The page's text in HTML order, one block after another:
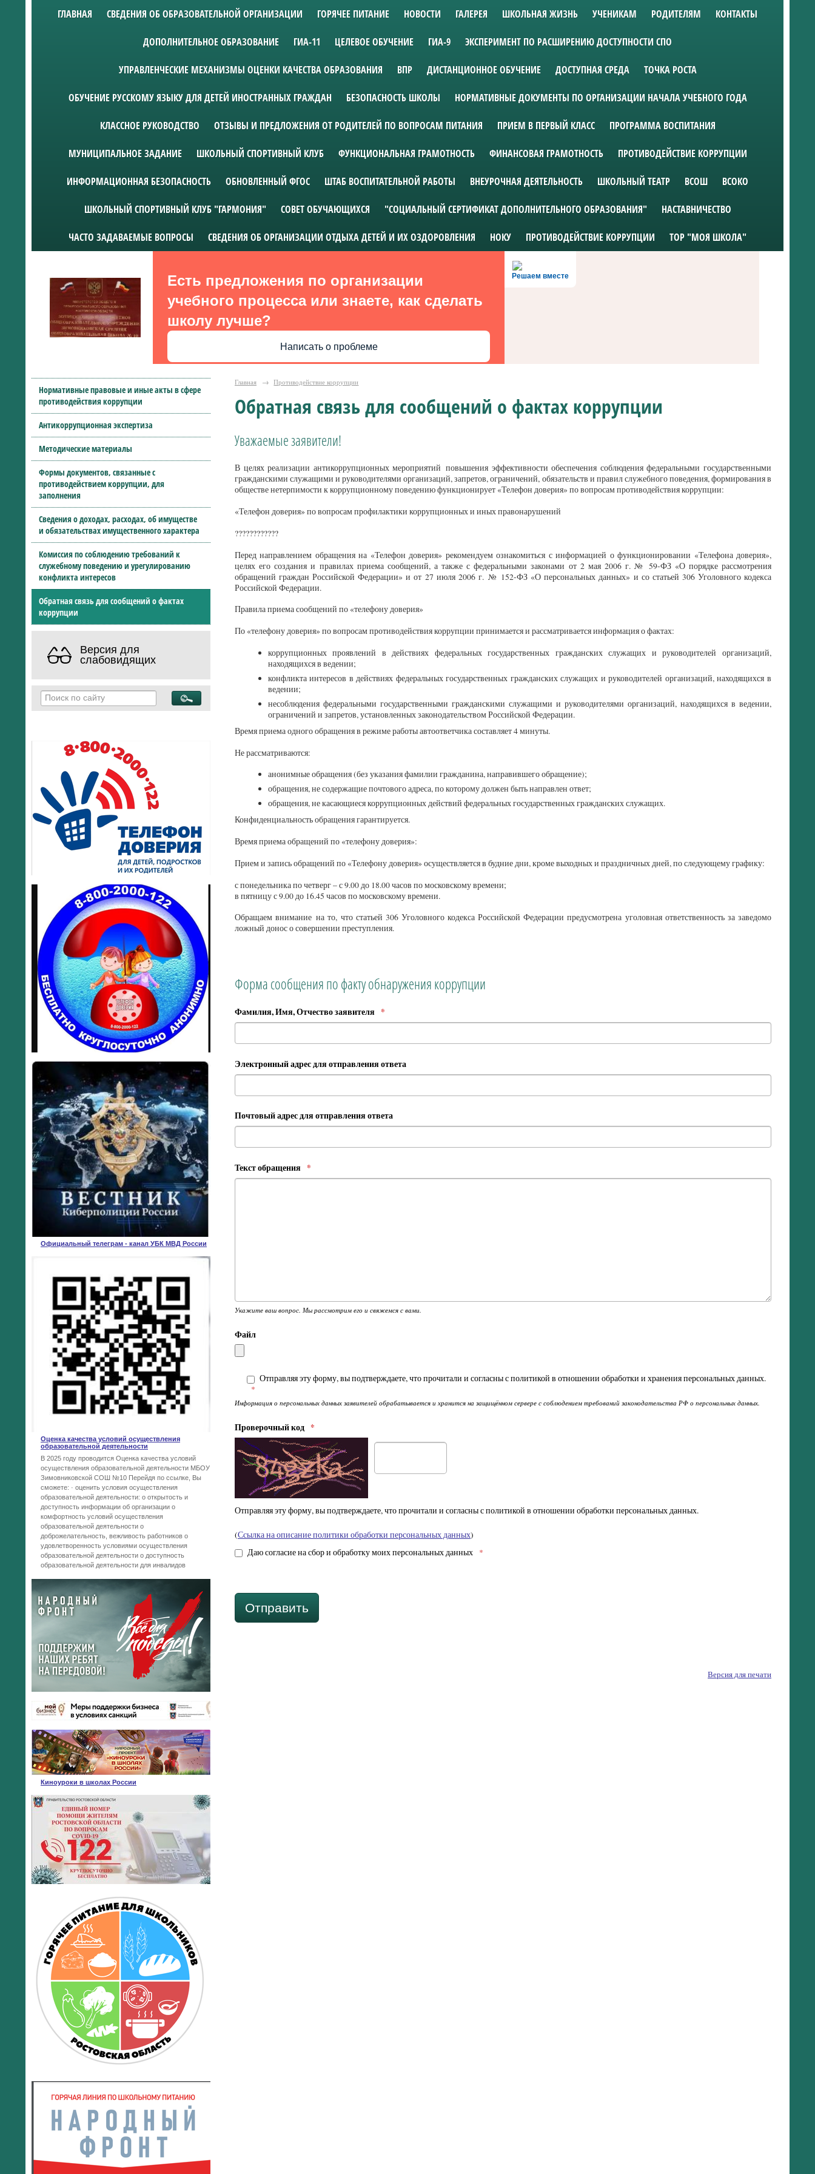
ГЛАВНАЯ СВЕДЕНИЯ ОБ ОБРАЗОВАТЕЛЬНОЙ ОРГАНИЗАЦИИ ГОРЯЧЕЕ ПИТАНИЕ НОВОСТИ ГАЛЕРЕЯ ШКОЛЬНАЯ ЖИЗНЬ УЧЕНИКАМ РОДИТЕЛЯМ КОНТАКТЫ
ДОПОЛНИТЕЛЬНОЕ ОБРАЗОВАНИЕ ГИА-11 ЦЕЛЕВОЕ ОБУЧЕНИЕ ГИА-9 ЭКСПЕРИМЕНТ ПО РАСШИРЕНИЮ ДОСТУПНОСТИ СПО
УПРАВЛЕНЧЕСКИЕ МЕХАНИЗМЫ ОЦЕНКИ КАЧЕСТВА ОБРАЗОВАНИЯ ВПР ДИСТАНЦИОННОЕ ОБУЧЕНИЕ ДОСТУПНАЯ СРЕДА ТОЧКА РОСТА
ОБУЧЕНИЕ РУССКОМУ ЯЗЫКУ ДЛЯ ДЕТЕЙ ИНОСТРАННЫХ ГРАЖДАН БЕЗОПАСНОСТЬ ШКОЛЫ НОРМАТИВНЫЕ ДОКУМЕНТЫ ПО ОРГАНИЗАЦИИ НАЧАЛА УЧЕБНОГО ГОДА
КЛАССНОЕ РУКОВОДСТВО ОТЗЫВЫ И ПРЕДЛОЖЕНИЯ ОТ РОДИТЕЛЕЙ ПО ВОПРОСАМ ПИТАНИЯ ПРИЕМ В ПЕРВЫЙ КЛАСС ПРОГРАММА ВОСПИТАНИЯ
МУНИЦИПАЛЬНОЕ ЗАДАНИЕ ШКОЛЬНЫЙ СПОРТИВНЫЙ КЛУБ ФУНКЦИОНАЛЬНАЯ ГРАМОТНОСТЬ ФИНАНСОВАЯ ГРАМОТНОСТЬ ПРОТИВОДЕЙСТВИЕ КОРРУПЦИИ
ИНФОРМАЦИОННАЯ БЕЗОПАСНОСТЬ ОБНОВЛЕННЫЙ ФГОС ШТАБ ВОСПИТАТЕЛЬНОЙ РАБОТЫ ВНЕУРОЧНАЯ ДЕЯТЕЛЬНОСТЬ ШКОЛЬНЫЙ ТЕАТР ВСОШ ВСОКО
ШКОЛЬНЫЙ СПОРТИВНЫЙ КЛУБ "ГАРМОНИЯ" СОВЕТ ОБУЧАЮЩИХСЯ "СОЦИАЛЬНЫЙ СЕРТИФИКАТ ДОПОЛНИТЕЛЬНОГО ОБРАЗОВАНИЯ" НАСТАВНИЧЕСТВО
ЧАСТО ЗАДАВАЕМЫЕ ВОПРОСЫ СВЕДЕНИЯ ОБ ОРГАНИЗАЦИИ ОТДЫХА ДЕТЕЙ И ИХ ОЗДОРОВЛЕНИЯ НОКУ ПРОТИВОДЕЙСТВИЕ КОРРУПЦИИ ТОР "МОЯ ШКОЛА"
Решаем вместе
Есть предложения по организации
учебного процесса или знаете, как сделать
школу лучше?
Написать о проблеме
Нормативные правовые и иные акты в сфере
противодействия коррупции
Антикоррупционная экспертиза
Методические материалы
Формы документов, связанные с
противодействием коррупции, для
заполнения
Сведения о доходах, расходах, об имуществе
и обязательствах имущественного характера
Комиссия по соблюдению требований к
служебному поведению и урегулированию
конфликта интересов
Обратная связь для сообщений о фактах
коррупции
Версия для
слабовидящих
Официальный телеграм - канал УБК МВД России
Оценка качества условий осуществления
образовательной деятельности
В 2025 году проводится Оценка качества условий
осуществления образовательной деятельности МБОУ
Зимовниковской СОШ №10 Перейдя по ссылке, Вы
сможете: · оценить условия осуществления
образовательной деятельности: o открытость и
доступность информации об организации o
комфортность условий осуществления
образовательной деятельности o
доброжелательность, вежливость работников o
удовлетворенность условиями осуществления
образовательной деятельности o доступность
образовательной деятельности для инвалидов
Киноуроки в школах России
Главная → Противодействие коррупции
Обратная связь для сообщений о фактах коррупции
Уважаемые заявители!
В целях реализации антикоррупционных мероприятий повышения эффективности обеспечения соблюдения федеральными государственными
гражданскими служащими и руководителями организаций, запретов, ограничений, обязательств и правил служебного поведения, формирования в
обществе нетерпимости к коррупционному поведению функционирует «Телефон доверия» по вопросам противодействия коррупции:
«Телефон доверия» по вопросам профилактики коррупционных и иных правонарушений
????????????
Перед направлением обращения на «Телефон доверия» рекомендуем ознакомиться с информацией о функционировании «Телефона доверия»,
целях его создания и правилах приема сообщений, а также с федеральными законами от 2 мая 2006 г. № 59-ФЗ «О порядке рассмотрения
обращений граждан Российской Федерации» и от 27 июля 2006 г. № 152-ФЗ «О персональных данных» и со статьей 306 Уголовного кодекса
Российской Федерации.
Правила приема сообщений по «телефону доверия»
По «телефону доверия» по вопросам противодействия коррупции принимается и рассматривается информация о фактах:
коррупционных проявлений в действиях федеральных государственных гражданских служащих и руководителей организаций,
находящихся в ведении;
конфликта интересов в действиях федеральных государственных гражданских служащих и руководителей организаций, находящихся в
ведении;
несоблюдения федеральными государственными гражданскими служащими и руководителями организаций, находящихся в ведении,
ограничений и запретов, установленных законодательством Российской Федерации.
Время приема одного обращения в режиме работы автоответчика составляет 4 минуты.
Не рассматриваются:
анонимные обращения (без указания фамилии гражданина, направившего обращение);
обращения, не содержащие почтового адреса, по которому должен быть направлен ответ;
обращения, не касающиеся коррупционных действий федеральных государственных гражданских служащих.
Конфиденциальность обращения гарантируется.
Время приема обращений по «телефону доверия»:
Прием и запись обращений по «Телефону доверия» осуществляется в будние дни, кроме выходных и праздничных дней, по следующему графику:
с понедельника по четверг – с 9.00 до 18.00 часов по московскому времени;
в пятницу с 9.00 до 16.45 часов по московскому времени.
Обращаем внимание на то, что статьей 306 Уголовного кодекса Российской Федерации предусмотрена уголовная ответственность за заведомо
ложный донос о совершении преступления.
Форма сообщения по факту обнаружения коррупции
Фамилия, Имя, Отчество заявителя *
Электронный адрес для отправления ответа
Почтовый адрес для отправления ответа
Текст обращения *
Укажите ваш вопрос. Мы рассмотрим его и свяжемся с вами.
Файл
Отправляя эту форму, вы подтверждаете, что прочитали и согласны с политикой в отношении обработки и хранения персональных данных.
*
Информация о персональных данных заявителей обрабатывается и хранится на защищённом сервере с соблюдением требований законодательства РФ о персональных данных.
Проверочный код *
Отправляя эту форму, вы подтверждаете, что прочитали и согласны с политикой в отношении обработки персональных данных.
(Ссылка на описание политики обработки персональных данных)
Даю согласие на сбор и обработку моих персональных данных
*
Отправить
Версия для печати